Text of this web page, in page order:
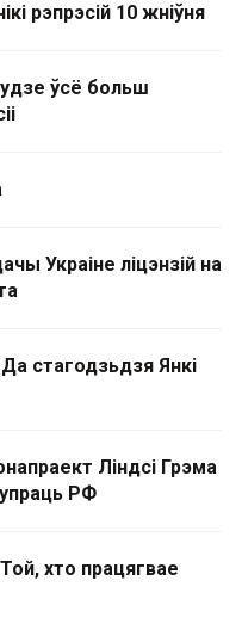
рэпрэсій 10 жніўня
ўсё больш
Украіне ліцэнзій на
стагодзьдзя Янкі
Ліндсі Грэма
РФ
хто працягвае